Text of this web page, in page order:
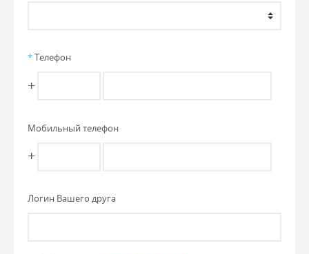
*Телефон
+
Мобильный телефон
+
Логин Вашего друга